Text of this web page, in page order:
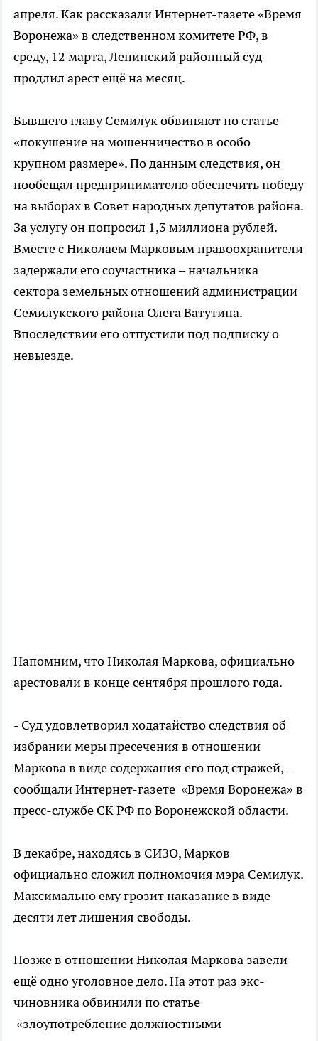
апреля. Как рассказали Интернет-газете «Время
Воронежа» в следственном комитете РФ, в
среду, 12 марта, Ленинский районный суд
продлил арест ещё на месяц.
Бывшего главу Семилук обвиняют по статье
«покушение на мошенничество в особо
крупном размере». По данным следствия, он
пообещал предпринимателю обеспечить победу
на выборах в Совет народных депутатов района.
За услугу он попросил 1,3 миллиона рублей.
Вместе с Николаем Марковым правоохранители
задержали его соучастника – начальника
сектора земельных отношений администрации
Семилукского района Олега Ватутина.
Впоследствии его отпустили под подписку о
невыезде.
Напомним, что Николая Маркова, официально
арестовали в конце сентября прошлого года.
- Суд удовлетворил ходатайство следствия об
избрании меры пресечения в отношении
Маркова в виде содержания его под стражей, -
сообщали Интернет-газете «Время Воронежа» в
пресс-службе СК РФ по Воронежской области.
В декабре, находясь в СИЗО, Марков
официально сложил полномочия мэра Семилук.
Максимально ему грозит наказание в виде
десяти лет лишения свободы.
Позже в отношении Николая Маркова завели
ещё одно уголовное дело. На этот раз экс-
чиновника обвинили по статье
«злоупотребление должностными